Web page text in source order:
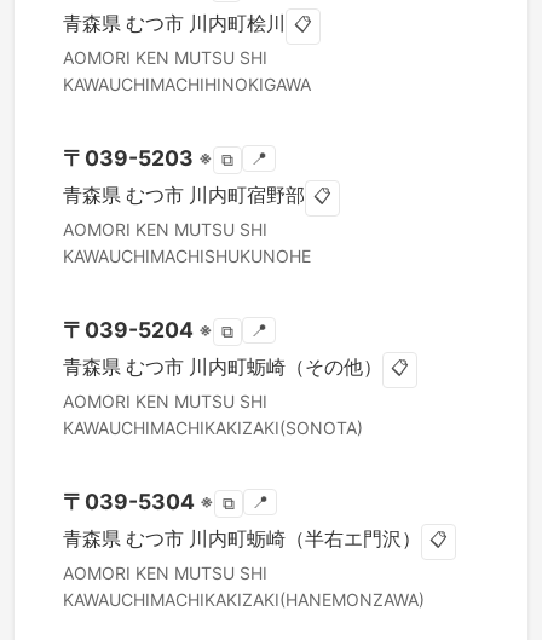
青森県 むつ市 川内町桧川 📋
AOMORI KEN MUTSU SHI
KAWAUCHIMACHIHINOKIGAWA
〒 039-5203 ※ ⧉ 📍
青森県 むつ市 川内町宿野部 📋
AOMORI KEN MUTSU SHI
KAWAUCHIMACHISHUKUNOHE
〒 039-5204 ※ ⧉ 📍
青森県 むつ市 川内町蛎崎（その他） 📋
AOMORI KEN MUTSU SHI
KAWAUCHIMACHIKAKIZAKI(SONOTA)
〒 039-5304 ※ ⧉ 📍
青森県 むつ市 川内町蛎崎（半右エ門沢） 📋
AOMORI KEN MUTSU SHI
KAWAUCHIMACHIKAKIZAKI(HANEMONZAWA)